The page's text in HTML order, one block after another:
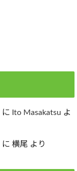
に Ito Masakatsu よ
に 横尾 より